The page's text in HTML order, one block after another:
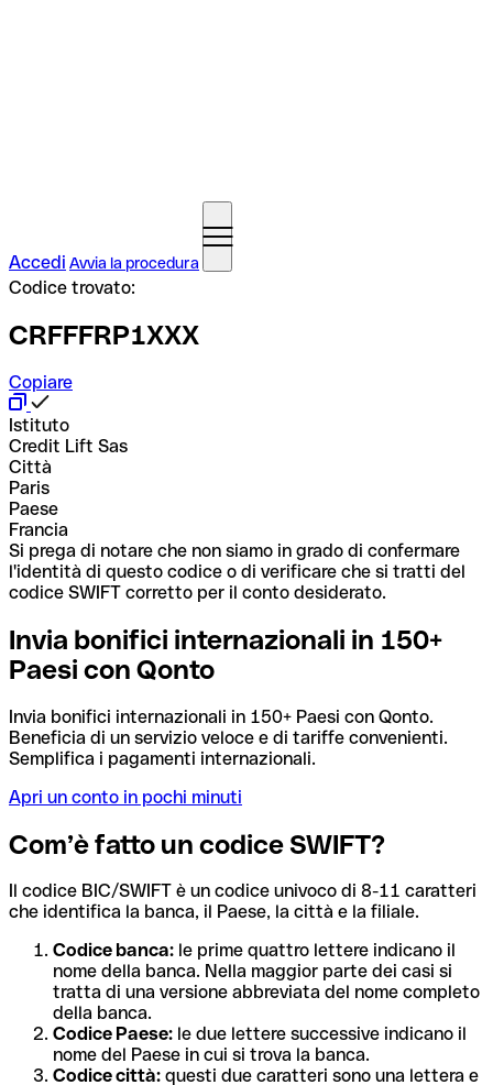
Accedi Avvia la procedura
Codice trovato:
CRFFFRP1XXX
Copiare
Istituto
Credit Lift Sas
Città
Paris
Paese
Francia
Si prega di notare che non siamo in grado di confermare
l'identità di questo codice o di verificare che si tratti del
codice SWIFT corretto per il conto desiderato.
Invia bonifici internazionali in 150+
Paesi con Qonto
Invia bonifici internazionali in 150+ Paesi con Qonto.
Beneficia di un servizio veloce e di tariffe convenienti.
Semplifica i pagamenti internazionali.
Apri un conto in pochi minuti
Com’è fatto un codice SWIFT?
Il codice BIC/SWIFT è un codice univoco di 8-11 caratteri
che identifica la banca, il Paese, la città e la filiale.
Codice banca: le prime quattro lettere indicano il
nome della banca. Nella maggior parte dei casi si
tratta di una versione abbreviata del nome completo
della banca.
Codice Paese: le due lettere successive indicano il
nome del Paese in cui si trova la banca.
Codice città: questi due caratteri sono una lettera e